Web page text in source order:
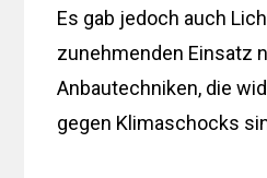
Es gab jedoch auch
zunehmenden Einsatz
Anbautechniken, die
gegen Klimaschocks